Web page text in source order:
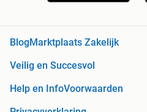
Blog Marktplaats Zakelijk
Veilig en Succesvol
Help en InfoVoorwaarden